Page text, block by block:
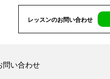
レッスンのお問い合わせ
問い合わせ